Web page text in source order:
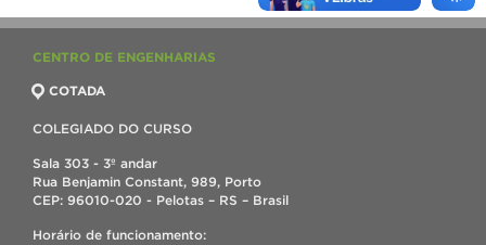
CENTRO DE ENGENHARIAS
COTADA
COLEGIADO DO CURSO
Sala 303 - 3º andar
Rua Benjamin Constant, 989, Porto
CEP: 96010-020 - Pelotas – RS – Brasil
Horário de funcionamento: